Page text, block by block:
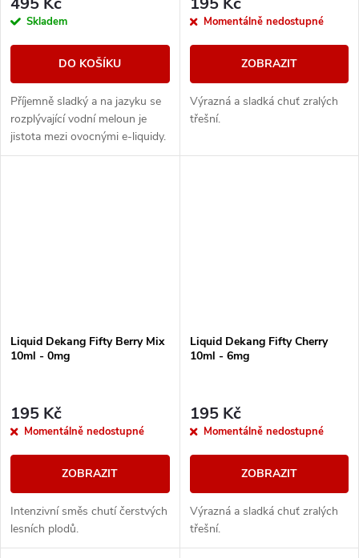
Skladem
DO KOŠÍKU
Příjemně sladký a na jazyku se
rozplývající vodní meloun je
jistota mezi ovocnými e-liquidy.
Momentálně nedostupné
ZOBRAZIT
Výrazná a sladká chuť zralých
třešní.
Liquid Dekang Fifty Berry Mix
10ml - 0mg
195 Kč
Momentálně nedostupné
ZOBRAZIT
Intenzivní směs chutí čerstvých
lesních plodů.
Liquid Dekang Fifty Cherry
10ml - 6mg
195 Kč
Momentálně nedostupné
ZOBRAZIT
Výrazná a sladká chuť zralých
třešní.